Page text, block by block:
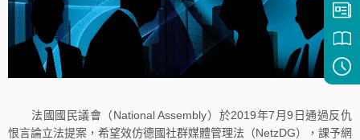
法國國民議會（National Assembly）於2019年7月9日通過反仇
恨言論立法提案，希望效仿德國社群媒體管理法（NetzDG），課予網